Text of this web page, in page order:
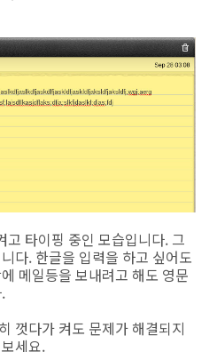
타이핑 중인 모습입니다. 그
다. 한글을 입력을 하고 싶어도
메일등을 보내려고 해도 영문
껏다가 켜도 문제가 해결되지
세요.